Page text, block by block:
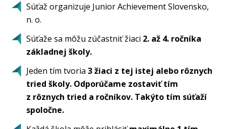
Súťaž organizuje Junior Achievement Slovensko,
n. o.
Súťaže sa môžu zúčastniť žiaci 2. až 4. ročníka
základnej školy.
Jeden tím tvoria 3 žiaci z tej istej alebo rôznych
tried školy. Odporúčame zostaviť tím
z rôznych tried a ročníkov. Takýto tím súťaží
spoločne.